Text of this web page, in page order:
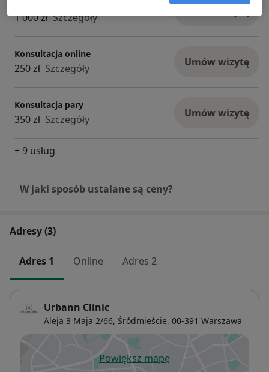
Podczas bezpłatnej konsultacji:
– pomożemy określić Twoje potrzeby i obszar
trudności,
– podpowiemy, jaka forma pracy będzie
najbardziej pomocna,
– zaproponujemy specjalistę i nurt najlepiej
dopasowany do Twojej sytuacji.
To dobry pierwszy krok, jeśli chcesz rozpocząć
1 000 zł Szczegóły
Konsultacja online
250 zł Szczegóły Umów wizytę
Konsultacja pary
350 zł Szczegóły Umów wizytę
+ 9 usług
W jaki sposób ustalane są ceny?
Adresy (3)
Adres 1 Online Adres 2
Urbann Clinic
Aleja 3 Maja 2/66, Śródmieście, 00-391 Warszawa
Powiększ mapęotwiera się w nowej karcie